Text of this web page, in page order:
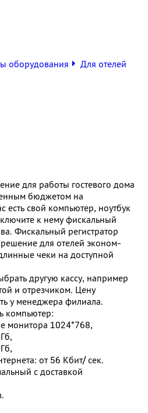
оборудования
Для отелей
для работы гостевого дома
бюджетом на
есть свой компьютер, ноутбук
к нему фискальный
Фискальный регистратор
для отелей эконом-
чеки на доступной
другую кассу, например
и отрезчиком. Цену
у менеджера филиала.
компьютер:
монитора 1024*768,
от 56 Кбит/ сек.
с доставкой